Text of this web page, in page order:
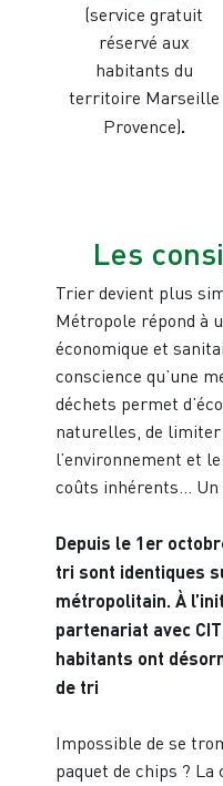
(service gratuit
réservé aux
habitants du
territoire Marseille
Provence).
Les
Trier devient plus
Métropole répond à
économique et
conscience qu’une
déchets permet
naturelles, de
l’environnement et
coûts inhérents… Un
Depuis le 1er
tri sont identiques
métropolitain. À
partenariat avec
habitants ont
de tri
Impossible de se
paquet de chips ? La